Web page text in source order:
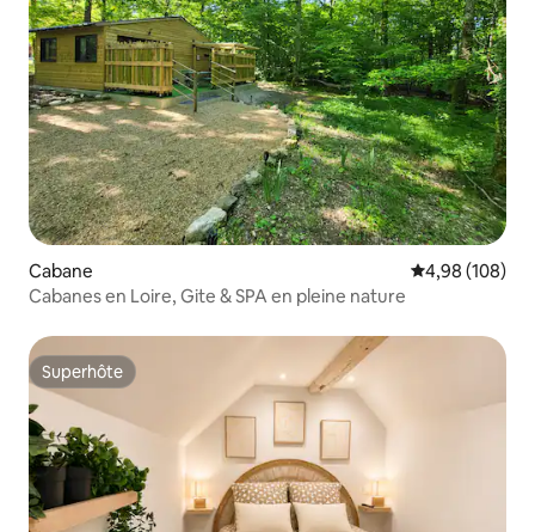
Cabane Évaluation
4,98 (108)
Cabanes en Loire, Gite & SPA en pleine nature
Superhôte
Superhôte